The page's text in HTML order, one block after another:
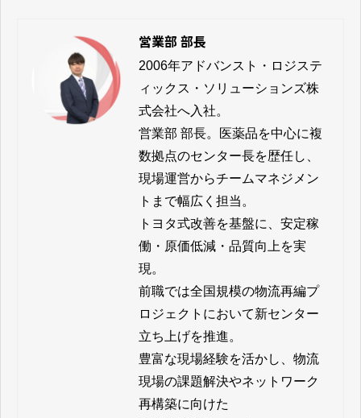
営業部 部長
2006年アドバンスト・ロジステ
ィックス・ソリューションズ株
式会社へ入社。
営業部 部長。医薬品を中心に複
数拠点のセンター長を歴任し、
現場運営からチームマネジメン
トまで幅広く担当。
トヨタ式改善を基盤に、安定稼
働・原価低減・品質向上を実
現。
前職では全国規模の物流再編プ
ロジェクトにおいて新センター
立ち上げを推進。
豊富な現場経験を活かし、物流
現場の課題解決やネットワーク
再構築に向けた